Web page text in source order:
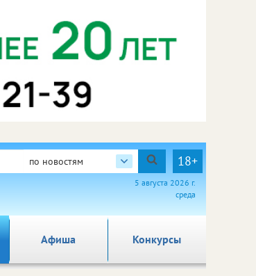
по новостям 18+
5 августа 2026 г.
среда
Афиша Конкурсы